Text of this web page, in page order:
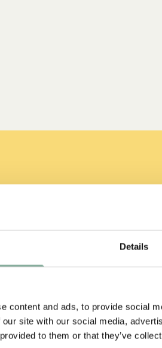
Details
content and ads, to provide social
site with our social media,
to them or that they’ve